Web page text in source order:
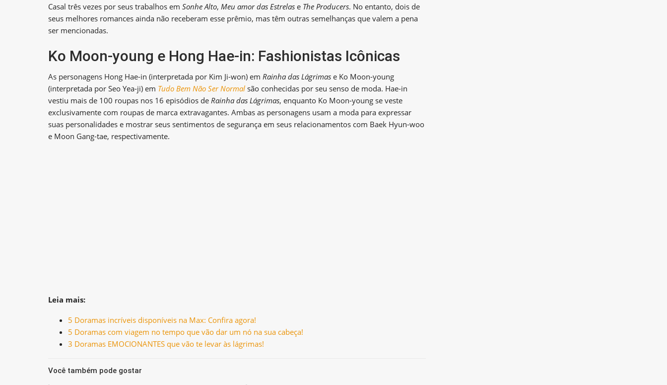
Casal três vezes por seus trabalhos em Sonhe Alto, Meu amor das Estrelas e The Producers. No entanto, dois de
seus melhores romances ainda não receberam esse prêmio, mas têm outras semelhanças que valem a pena
ser mencionadas.
Ko Moon-young e Hong Hae-in: Fashionistas Icônicas
As personagens Hong Hae-in (interpretada por Kim Ji-won) em Rainha das Lágrimas e Ko Moon-young
(interpretada por Seo Yea-ji) em Tudo Bem Não Ser Normal são conhecidas por seu senso de moda. Hae-in
vestiu mais de 100 roupas nos 16 episódios de Rainha das Lágrimas, enquanto Ko Moon-young se veste
exclusivamente com roupas de marca extravagantes. Ambas as personagens usam a moda para expressar
suas personalidades e mostrar seus sentimentos de segurança em seus relacionamentos com Baek Hyun-woo
e Moon Gang-tae, respectivamente.
Leia mais:
5 Doramas incríveis disponíveis na Max: Confira agora!
5 Doramas com viagem no tempo que vão dar um nó na sua cabeça!
3 Doramas EMOCIONANTES que vão te levar às lágrimas!
Você também pode gostar